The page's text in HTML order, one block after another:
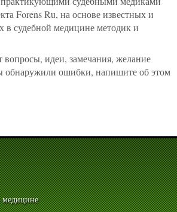
Forens Ru, на основе известных и
судебной медицине методик и
вопросы, идеи, замечания, желание
обнаружили ошибки, напишите об этом
медицине